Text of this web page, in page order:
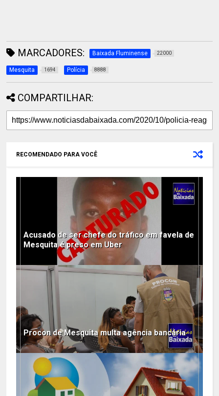
MARCADORES: Baixada Fluminense 22000
Mesquita 1694 Polícia 8888
COMPARTILHAR:
RECOMENDADO PARA VOCÊ
Acusado de ser chefe do tráfico em favela de
Mesquita é preso em Uber
Procon de Mesquita multa agência bancária